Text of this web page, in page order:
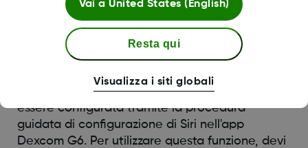
Se non è disponibile una lettura glicemica,
verrà richiesto di controllare l'app Dexcom G6
per ulteriori informazioni.
Questa è una funzione opzionale che deve
essere configurata tramite la procedura
guidata di configurazione di Siri nell'app
Dexcom G6. Per utilizzare questa funzione, devi
Vai a United States (English)
Resta qui
Visualizza i siti globali